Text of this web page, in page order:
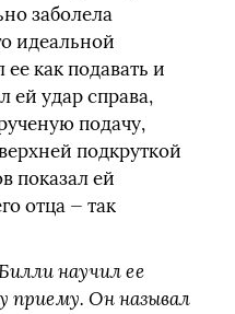
заболела
идеальной
как подавать и
ей удар справа,
подачу,
подкруткой
показал ей
отца — так
научил ее
приему. Он называл